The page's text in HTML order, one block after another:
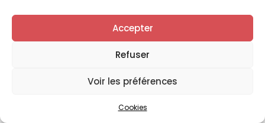
Accepter
Refuser
Voir les préférences
Cookies